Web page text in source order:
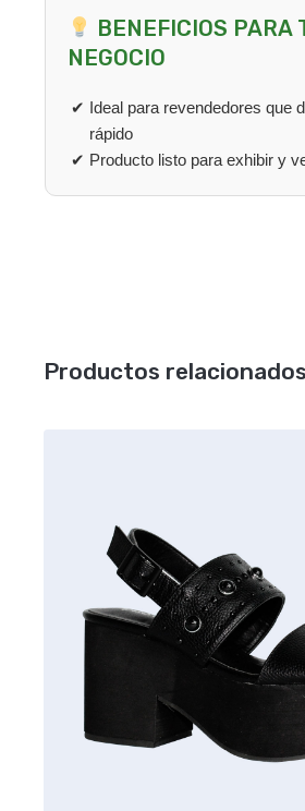
BENEFICIOS PARA
NEGOCIO
Ideal para revendedores que
rápido
Producto listo para exhibir y
Productos relacionados